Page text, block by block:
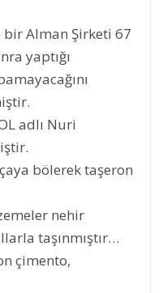
Alman Şirketi 67
yaptığı
adlı Nuri
bölerek taşeron
nehir
taşınmıştır…
çimento,